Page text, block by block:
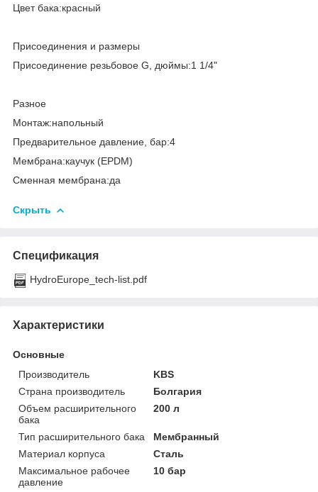
Цвет бака:красный
Присоединения и размеры
Присоединение резьбовое G, дюймы:1 1/4"
Разное
Монтаж:напольный
Предварительное давление, бар:4
Мембрана:каучук (EPDM)
Сменная мембрана:да
Скрыть
Спецификация
HydroEurope_tech-list.pdf
Характеристики
Основные
Производитель
KBS
Страна производитель
Болгария
Объем расширительного
бака
200 л
Тип расширительного бака
Мембранный
Материал корпуса
Сталь
Максимальное рабочее
давление
10 бар